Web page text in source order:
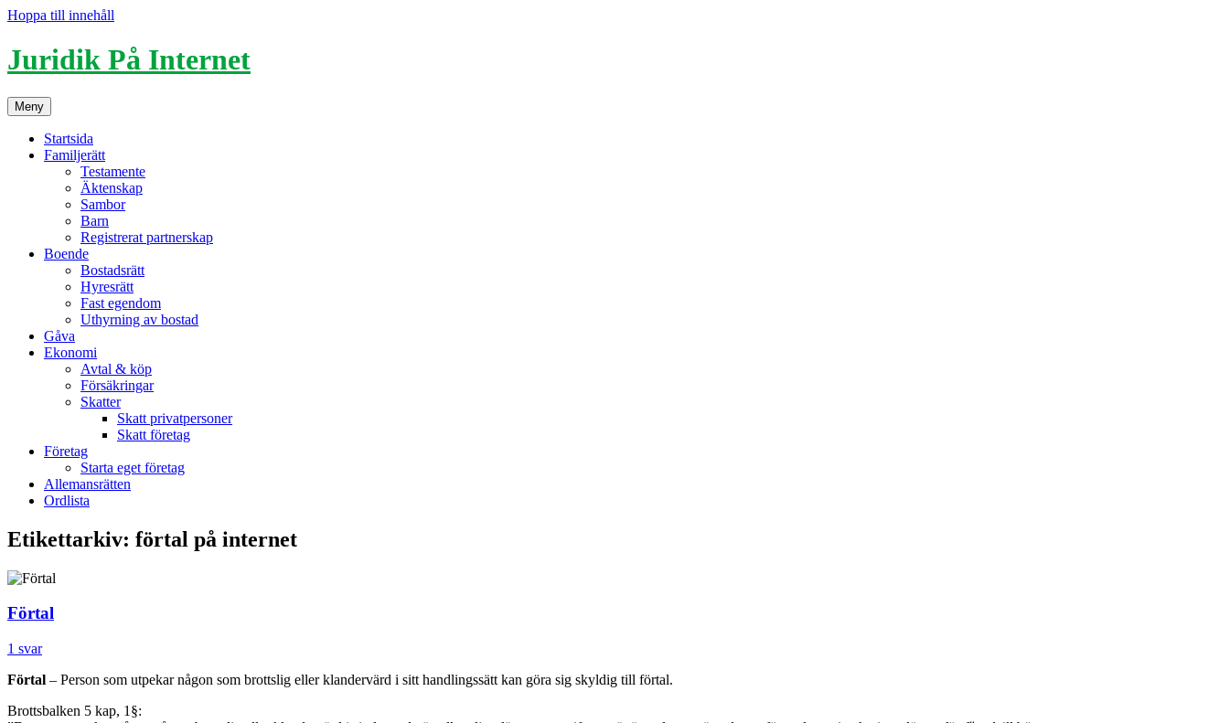
Hoppa till innehåll
Juridik På Internet
Meny
Startsida
Familjerätt
Testamente
Äktenskap
Sambor
Barn
Registrerat partnerskap
Boende
Bostadsrätt
Hyresrätt
Fast egendom
Uthyrning av bostad
Gåva
Ekonomi
Avtal & köp
Försäkringar
Skatter
Skatt privatpersoner
Skatt företag
Företag
Starta eget företag
Allemansrätten
Ordlista
Etikettarkiv: förtal på internet
Förtal
1 svar
Förtal – Person som utpekar någon som brottslig eller klandervärd i sitt handlingssätt kan göra sig skyldig till förtal.
Brottsbalken 5 kap, 1§: